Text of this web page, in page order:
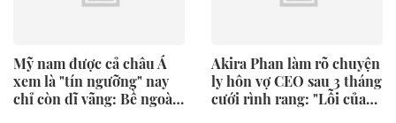
Mỹ nam được cả châu Á
xem là "tín ngưỡng" nay
chỉ còn dĩ vãng: Bề ngoài
Akira Phan làm rõ chuyện
ly hôn vợ CEO sau 3 tháng
cưới rình rang: "Lỗi của